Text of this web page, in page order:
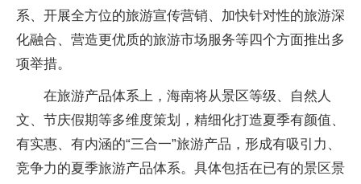
系、开展全方位的旅游宣传营销、加快针对性的旅游深
化融合、营造更优质的旅游市场服务等四个方面推出多
项举措。
在旅游产品体系上，海南将从景区等级、自然人
文、节庆假期等多维度策划，精细化打造夏季有颜值、
有实惠、有内涵的“三合一”旅游产品，形成有吸引力、
竞争力的夏季旅游产品体系。具体包括在已有的景区景